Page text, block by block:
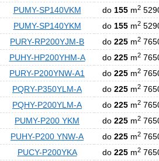
PUMY-SP140VKM
do 155 m2
PUMY-SP140YKM
do 155 m2
PURY-RP200YJM-B
do 225 m2
PUHY-HP200YHM-A
do 225 m2
PURY-P200YNW-A1
do 225 m2
PQRY-P350YLM-A
do 225 m2
PQHY-P200YLM-A
do 225 m2
PUMY-P200 YKM
do 225 m2
PUHY-P200 YNW-A
do 225 m2
PUCY-P200YKA
do 225 m2